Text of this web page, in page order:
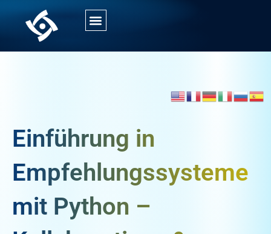
Einführung in
Empfehlungssysteme
mit Python –